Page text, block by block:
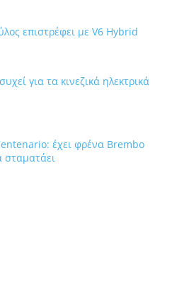
επιστρέφει με V6 Hybrid
για τα κινεζικά ηλεκτρικά
έχει φρένα Brembo
σταματάει